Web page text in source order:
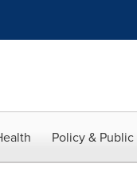
Policy &